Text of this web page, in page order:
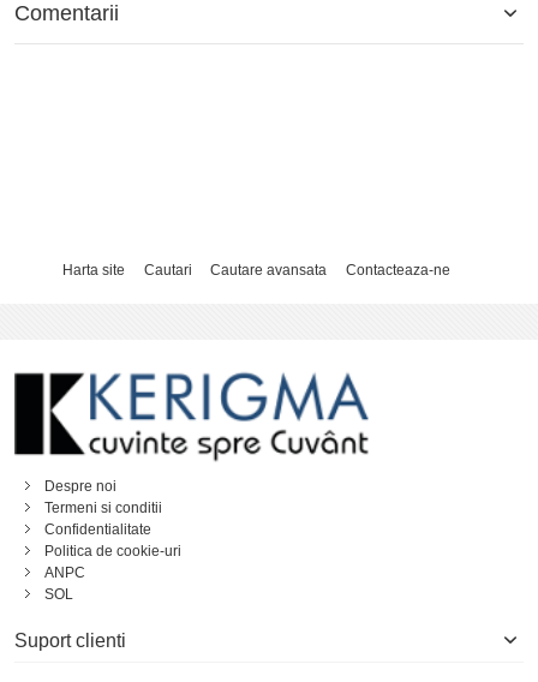
Comentarii
Harta site Cautari Cautare avansata Contacteaza-ne
Despre noi
Termeni si conditii
Confidentialitate
Politica de cookie-uri
ANPC
SOL
Suport clienti